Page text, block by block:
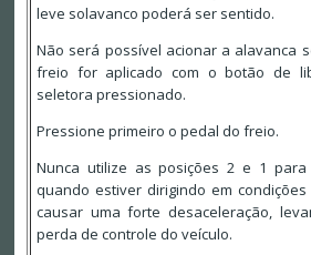
leve solavanco poderá ser sentido.
Não será possível acionar a alavanca
freio for aplicado com o botão de
seletora pressionado.
Pressione primeiro o pedal do freio.
Nunca utilize as posições 2 e 1
quando estiver dirigindo em
causar uma forte desaceleração,
perda de controle do veículo.